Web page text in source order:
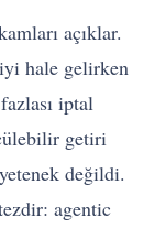
açıklar.
hale gelirken
iptal
getiri
değildi.
agentic